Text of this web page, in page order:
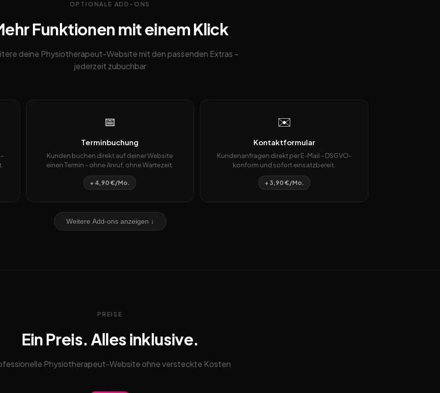
OPTIONALE ADD-ONS
Funktionen mit einem Klick
deine Physiotherapeut-Website mit den passenden Extras –
jederzeit zubuchbar
📅
Terminbuchung
Kunden buchen direkt auf deiner Website
einen Termin – ohne Anruf, ohne Wartezeit.
+ 4,90 €/Mo.
✉️
Kontaktformular
Kundenanfragen direkt per E-Mail – DSGVO-
konform und sofort einsatzbereit.
+ 3,90 €/Mo.
Weitere Add-ons anzeigen ↓
PREISE
Ein Preis. Alles inklusive.
Physiotherapeut-Website ohne versteckte Kosten